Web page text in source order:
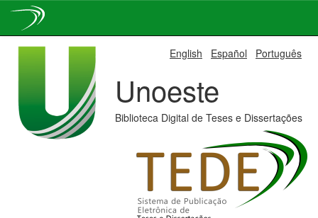
English Español Português
Unoeste
Biblioteca Digital de Teses e Dissertações